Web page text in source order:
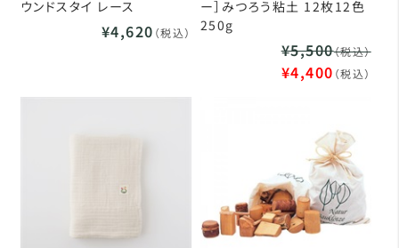
ウンドスタイ レース
¥4,620 （税込）
ー］みつろう粘土 12枚12色
250g
¥5,500（税込）
¥4,400 （税込）